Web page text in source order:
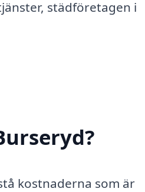
städföretagen i
kostnaderna som är